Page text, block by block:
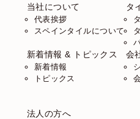
当社について
代表挨拶
スペインタイルについて
タ
新着情報 & トピックス
新着情報
トピックス
会
法人の方へ